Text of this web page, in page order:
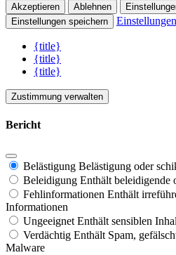
Akzeptieren Ablehnen
Einstellungen speichern
{title}
{title}
{title}
Zustimmung verwalten
Bericht
Belästigung Belästigung oder
Beleidigung Enthält beleidigende
Fehlinformationen Enthält
Informationen
Ungeeignet Enthält sensiblen
Verdächtig Enthält Spam,
Malware